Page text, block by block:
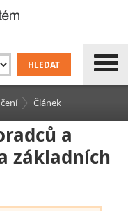
Článek
a
základních